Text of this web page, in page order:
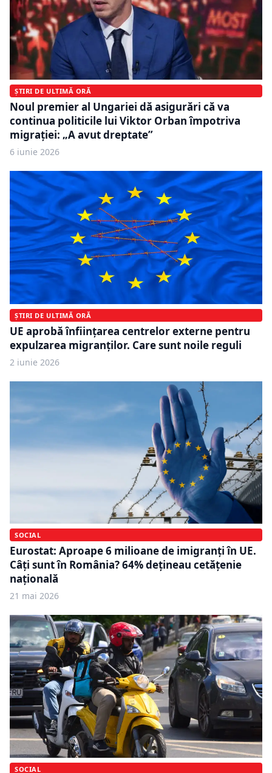
ȘTIRI DE ULTIMĂ ORĂ
Noul premier al Ungariei dă asigurări că va
continua politicile lui Viktor Orban împotriva
migrației: „A avut dreptate”
6 iunie 2026
ȘTIRI DE ULTIMĂ ORĂ
UE aprobă înființarea centrelor externe pentru
expulzarea migranților. Care sunt noile reguli
2 iunie 2026
SOCIAL
Eurostat: Aproape 6 milioane de imigranţi în UE.
Câți sunt în România? 64% deţineau cetăţenie
naţională
21 mai 2026
SOCIAL